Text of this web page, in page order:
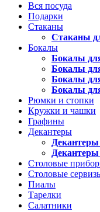
Вся посуда
Подарки
Стаканы
Стаканы
Бокалы
Бокалы
Бокалы
Бокалы
Бокалы
Рюмки и стопки
Кружки и чашки
Графины
Декантеры
Столовые
Столовые
Пиалы
Тарелки
Салатники